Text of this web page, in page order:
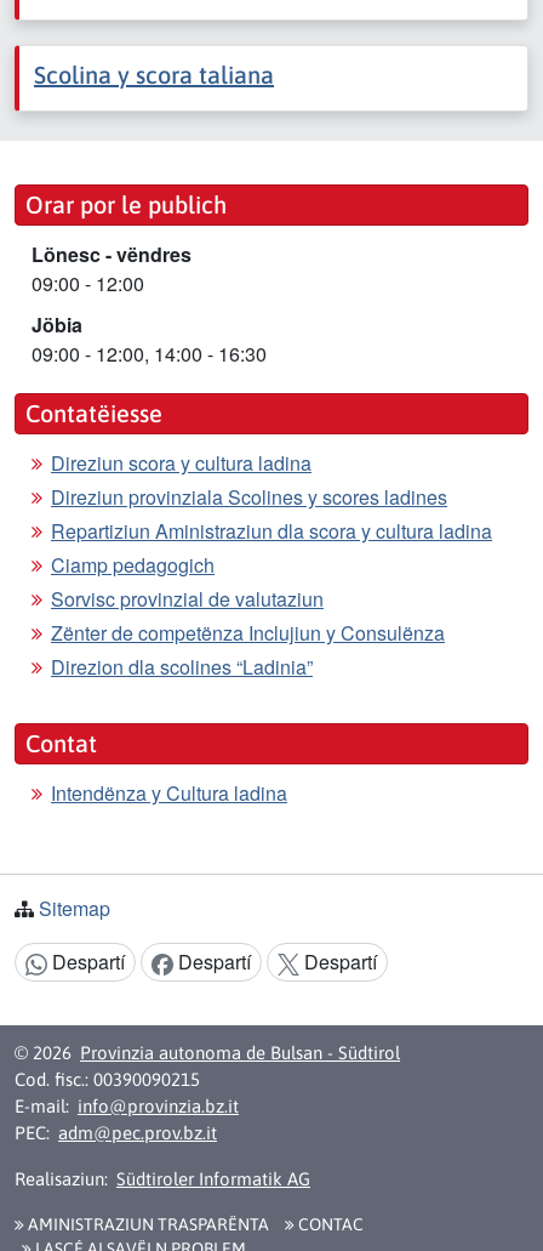
Scolina y scora taliana
Orar por le publich
Lönesc - vëndres
09:00 - 12:00
Jöbia
09:00 - 12:00, 14:00 - 16:30
Contatëiesse
Direziun scora y cultura ladina
Direziun provinziala Scolines y scores ladines
Repartiziun Aministraziun dla scora y cultura ladina
Ciamp pedagogich
Sorvisc provinzial de valutaziun
Zënter de competënza Inclujiun y Consulënza
Direzion dla scolines “Ladinia”
Contat
Intendënza y Cultura ladina
Sitemap
Argomënt despartí:
Despartí Despartí Despartí
© 2026 Provinzia autonoma de Bulsan - Südtirol
Cod. fisc.: 00390090215
E-mail: info@provinzia.bz.it
PEC: adm@pec.prov.bz.it
Realisaziun: Südtiroler Informatik AG
AMINISTRAZIUN TRASPARËNTA
CONTAC